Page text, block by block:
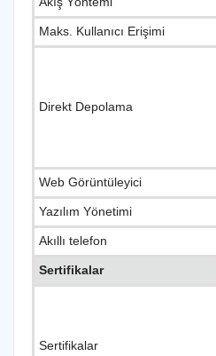
Maks. Kullanıcı Erişimi
Direkt Depolama
Web Görüntüleyici
Yazılım Yönetimi
Akıllı telefon
Sertifikalar
Sertifikalar